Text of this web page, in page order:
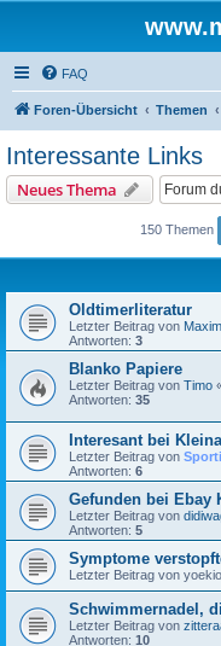
FAQ
Foren-Übersicht Themen
Interessante Links
Neues Thema
150 Themen
Oldtimerliteratur
Letzter Beitrag von
Antworten: 3
Blanko Papiere
Letzter Beitrag von Timo
Antworten: 35
Interesant bei
Letzter Beitrag von Sporti
Antworten: 6
Gefunden bei Ebay
Letzter Beitrag von
Antworten: 5
Symptome
Letzter Beitrag von yoekio
Schwimmernadel,
Letzter Beitrag von
Antworten: 10